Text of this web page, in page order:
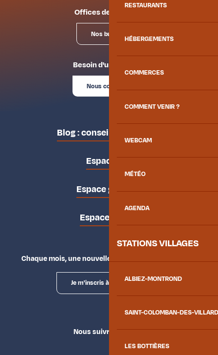
RESTAURANTS
HÉBERGEMENTS
COMMERCES
COMMENT VENIR ?
WEBCAM
MÉTÉO
AGENDA
STATIONS VILLAGES
ALBIEZ-MONTROND
SAINT-COLOMBAN-DES-
LES BOTTIÈRES
Offices de tourisme
Nos bureaux
Besoin d'un conseil ?
Nous contacter
Blog : conseils des locaux
Espace pro
Espace groupes
Espace presse
Chaque mois, une nouvelle façon d'explorer la vallée.
Je m'inscris à la newsletter
Nous suivre